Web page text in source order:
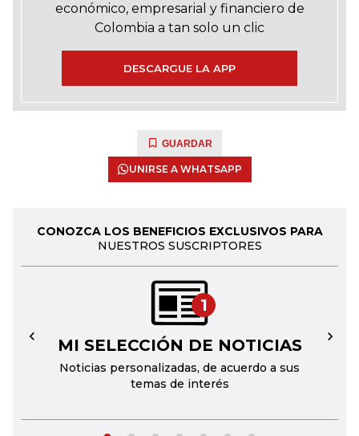
económico, empresarial y financiero de
Colombia a tan solo un clic
DESCARGUE LA APP
GUARDAR
UNIRSE A WHATSAPP
CONOZCA LOS BENEFICIOS EXCLUSIVOS PARA
NUESTROS SUSCRIPTORES
1
MI SELECCIÓN DE NOTICIAS
Noticias personalizadas, de acuerdo a sus
temas de interés
← →